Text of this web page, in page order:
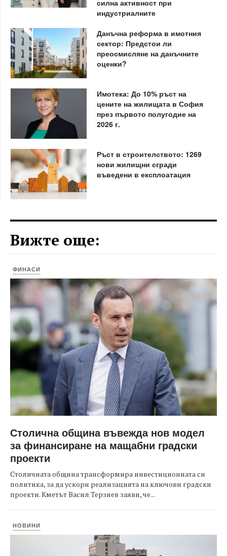
силна активност при
индустриалните
Данъчна реформа в имотния
сектор: Предстои ли
преосмисляне на данъчните
оценки?
Имотека: До 10% ръст на
цените на жилищата в София
през първото полугодие на
2026 г.
Ръст в строителството: 1269
нови жилищни сгради
въведени в експлоатация
Вижте още:
ФИНАСИ
Столична община въвежда нов модел
за финансиране на мащабни градски
проекти
Столичната община трансформира инвестиционната си
политика, за да ускори реализацията на ключови градски
проекти. Кметът Васил Терзиев заяви, че...
НОВИНИ